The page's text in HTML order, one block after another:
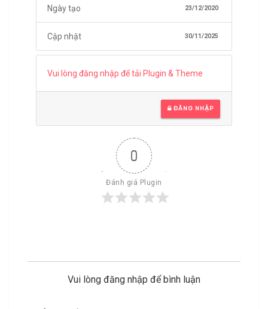
Ngày tạo 23/12/2020
Cập nhật 30/11/2025
Vui lòng đăng nhập để tải Plugin & Theme
ĐĂNG NHẬP
0
Đánh giá Plugin
Vui lòng đăng nhập để bình luận